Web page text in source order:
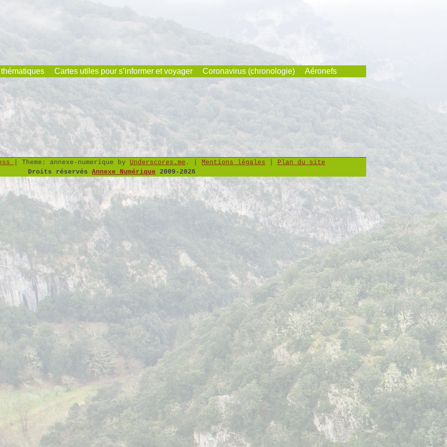
Cartes utiles pour s’informer et voyager Coronavirus (chronologie) Aéronefs
Theme: annexe-numerique by Underscores.me . Mentions légales
Plan du site
Droits réservés Annexe Numérique 2009-2026